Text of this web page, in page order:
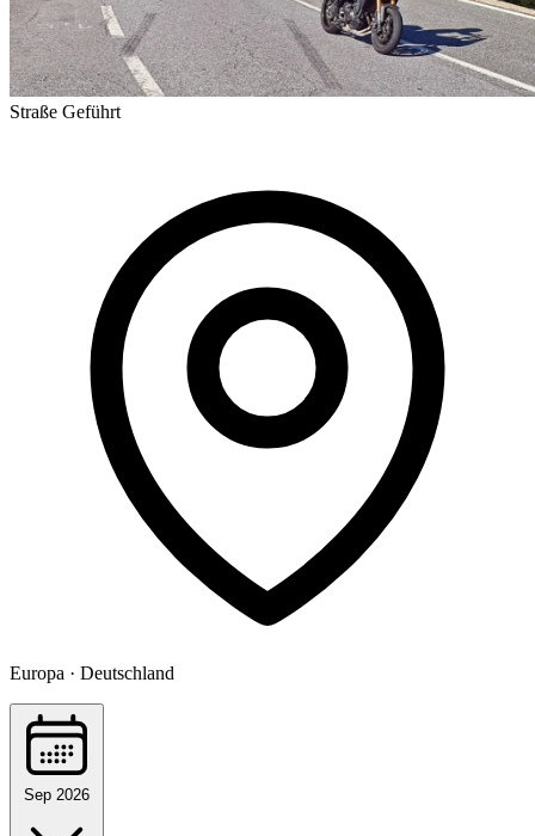
Straße Geführt
Europa · Deutschland
Sep 2026